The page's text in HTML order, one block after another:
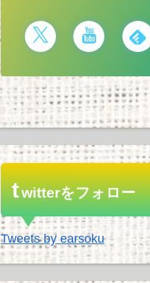
twitterをフォロー
Tweets by earsoku